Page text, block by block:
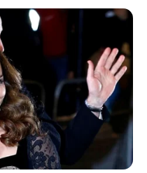
Pemain Meteor Garden
yang keren nan
nusantara, ia bisa
lho!